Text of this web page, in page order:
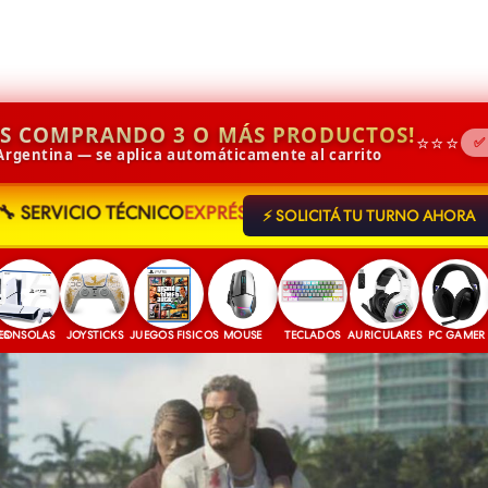
COMPRANDO 3 O MÁS PRODUCTOS!
— se aplica automáticamente al carrito ⭐⭐⭐
🔧 SERVICIO TÉCNICOEXPRÉS ⚡ SOLICITÁ TU TURNO AHORA
JOYSTICKS JUEGOS FISICOS MOUSE TECLADOS AURICULARES PC GAMER